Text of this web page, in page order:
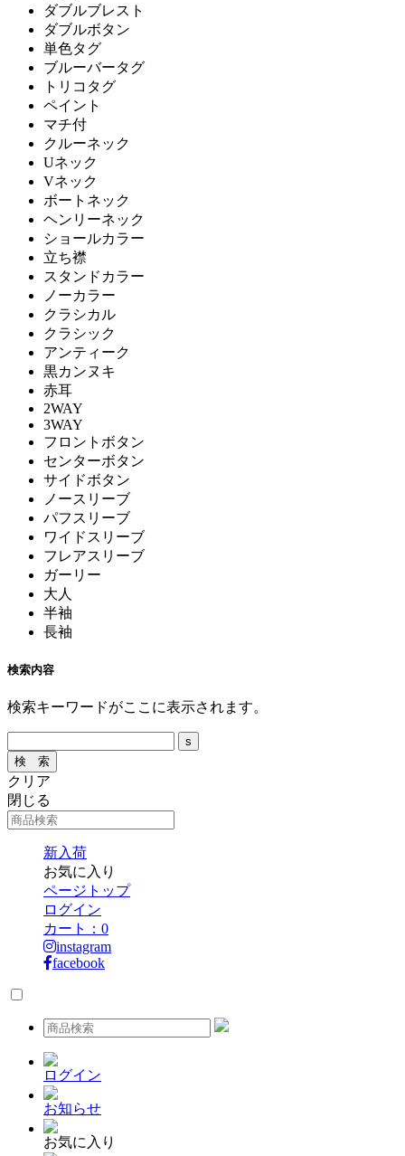
ダブルブレスト
ダブルボタン
単色タグ
ブルーバータグ
トリコタグ
ペイント
マチ付
クルーネック
Uネック
Vネック
ボートネック
ヘンリーネック
ショールカラー
立ち襟
スタンドカラー
ノーカラー
クラシカル
クラシック
アンティーク
黒カンヌキ
赤耳
2WAY
3WAY
フロントボタン
センターボタン
サイドボタン
ノースリーブ
パフスリーブ
ワイドスリーブ
フレアスリーブ
ガーリー
大人
半袖
長袖
検索内容
検索キーワードがここに表示されます。
クリア
閉じる
新入荷
お気に入り
ページトップ
ログイン
カート： 0
instagram
facebook
ログイン
お知らせ
お気に入り